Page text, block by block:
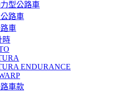
型公路車
路車
車
時
ENDURANCE
車款